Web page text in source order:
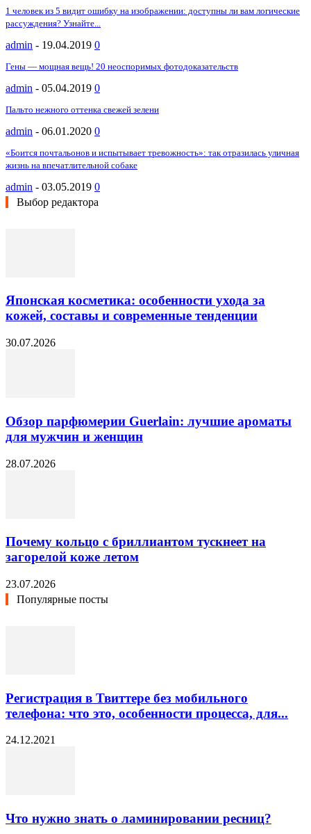
1 человек из 5 видит ошибку на изображении: доступны ли вам логические
рассуждения? Узнайте...
admin - 19.04.2019 0
Гены — мощная вещь! 20 неоспоримых фотодоказательств
admin - 05.04.2019 0
Пальто нежного оттенка свежей зелени
admin - 06.01.2020 0
«Боится почтальонов и испытывает тревожность»: так отразилась уличная
жизнь на впечатлительной собаке
admin - 03.05.2019 0
Выбор редактора
Японская косметика: особенности ухода за
кожей, составы и современные тенденции
30.07.2026
Обзор парфюмерии Guerlain: лучшие ароматы
для мужчин и женщин
28.07.2026
Почему кольцо с бриллиантом тускнеет на
загорелой коже летом
23.07.2026
Популярные посты
Регистрация в Твиттере без мобильного
телефона: что это, особенности процесса, для...
24.12.2021
Что нужно знать о ламинировании ресниц?